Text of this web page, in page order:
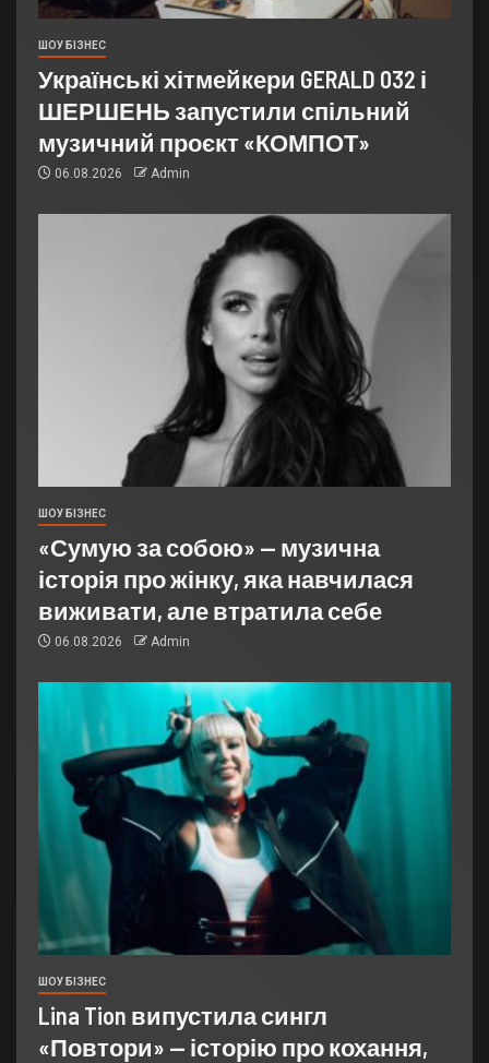
ШОУ БІЗНЕС
Українські хітмейкери GERALD 032 і
ШЕРШЕНЬ запустили спільний
музичний проєкт «КОМПОТ»
06.08.2026 Admin
ШОУ БІЗНЕС
«Сумую за собою» — музична
історія про жінку, яка навчилася
виживати, але втратила себе
06.08.2026 Admin
ШОУ БІЗНЕС
Lina Tion випустила сингл
«Повтори» — історію про кохання,